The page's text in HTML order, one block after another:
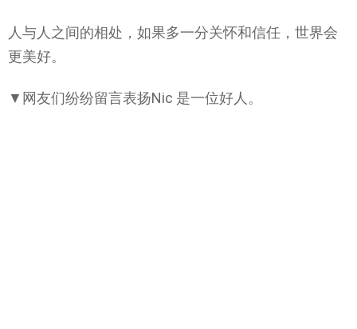
人与人之间的相处，如果多一分关怀和信任，世界会
更美好。
▼网友们纷纷留言表扬Nic 是一位好人。